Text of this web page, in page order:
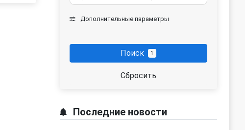
Дополнительные параметры
Поиск 1
Сбросить
Последние новости